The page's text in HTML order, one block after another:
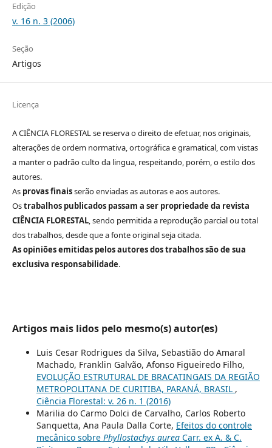
Edição
v. 16 n. 3 (2006)
Seção
Artigos
Licença
A CIÊNCIA FLORESTAL se reserva o direito de efetuar, nos originais,
alterações de ordem normativa, ortográfica e gramatical, com vistas
a manter o padrão culto da lingua, respeitando, porém, o estilo dos
autores.
As provas finaisserão enviadas as autoras e aos autores.
Ostrabalhos publicados passam a ser propriedade da revista
CIÊNCIA FLORESTAL, sendo permitida a reprodução parcial ou total
dos trabalhos, desde que a fonte original seja citada.
As opiniões emitidas pelos autores dos trabalhos são de sua
exclusiva responsabilidade.
Artigos mais lidos pelo mesmo(s) autor(es)
Luis Cesar Rodrigues da Silva, Sebastião do Amaral
Machado, Franklin Galvão, Afonso Figueiredo Filho,
EVOLUÇÃO ESTRUTURAL DE BRACATINGAIS DA REGIÃO
METROPOLITANA DE CURITIBA, PARANÁ, BRASIL ,
Ciência Florestal: v. 26 n. 1 (2016)
Marilia do Carmo Dolci de Carvalho, Carlos Roberto
Sanquetta, Ana Paula Dalla Corte, Efeitos do controle
mecânico sobre Phyllostachys aureaCarr. ex A. & C.